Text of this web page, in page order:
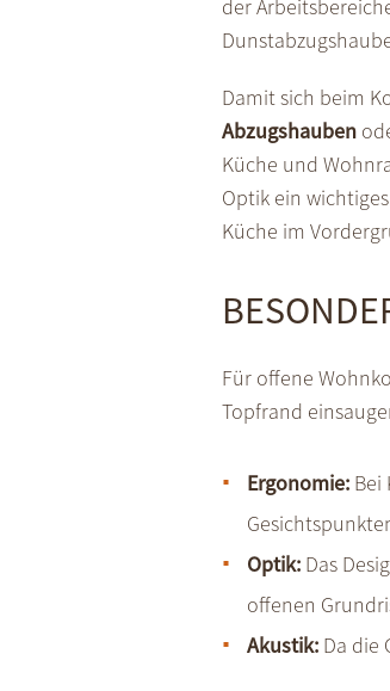
der
Damit sich beim
Abzugshauben
Küche und
Optik ein
Küche im
Für offene
Topfrand
Ergonomie: Bei
Optik: Das
offenen
Akustik: Da die